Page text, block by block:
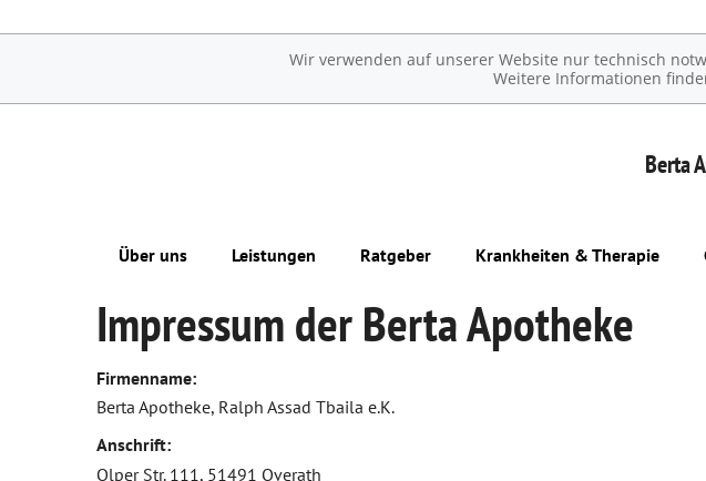
Wir verwenden auf unserer Website nur technisch
Weitere Informationen
Berta
Über uns
Das e-Rezept ist da: Wir lösen es ein!
Leistungen
Übersicht
Kostenloser Lieferservice
Ratgeber Krankheiten & Therapie
Erkrankungen im Alter
Ästhetische Chirurgie
Impressum der Berta Apotheke
Firmenname:
Berta Apotheke, Ralph Assad Tbaila e.K.
Anschrift:
Olper Str. 111, 51491 Overath